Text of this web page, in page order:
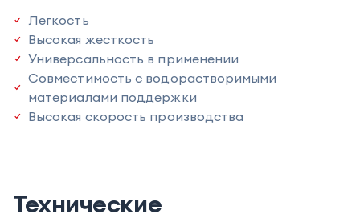
Легкость
Высокая жесткость
Универсальность в применении
Совместимость с водорастворимыми
материалами поддержки
Высокая скорость производства
Технические